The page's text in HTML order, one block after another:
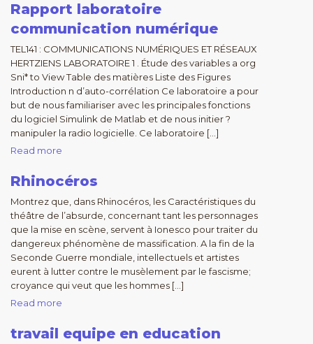
Rapport laboratoire
communication numérique
TEL141 : COMMUNICATIONS NUMÉRIQUES ET RÉSEAUX
HERTZIENS LABORATOIRE 1 . Étude des variables a org
Sni* to View Table des matières Liste des Figures
Introduction n d’auto-corrélation Ce laboratoire a pour
but de nous familiariser avec les principales fonctions
du logiciel Simulink de Matlab et de nous initier ?
manipuler la radio logicielle. Ce laboratoire […]
Read more
Rhinocéros
Montrez que, dans Rhinocéros, les Caractéristiques du
théâtre de l’absurde, concernant tant les personnages
que la mise en scène, servent à Ionesco pour traiter du
dangereux phénomène de massification. A la fin de la
Seconde Guerre mondiale, intellectuels et artistes
eurent à lutter contre le musèlement par le fascisme;
croyance qui veut que les hommes […]
Read more
travail equipe en education